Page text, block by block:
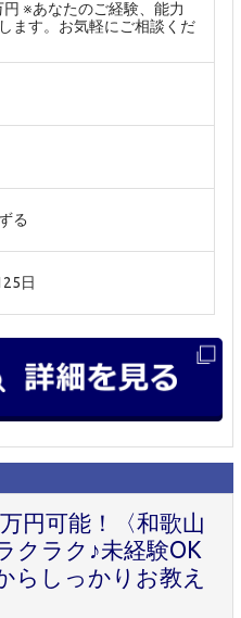
※あなたのご経験、能力
ます。お気軽にご相談くだ
る
日
円可能！〈和歌山
クラク♪未経験OK
しっかりお教え